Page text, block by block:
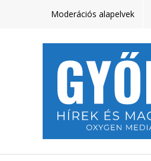
Moderációs alapelvek